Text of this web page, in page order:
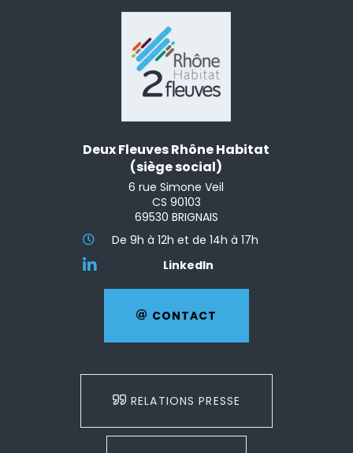
Deux Fleuves Rhône Habitat
(siège social)
6 rue Simone Veil
CS 90103
69530 BRIGNAIS
De 9h à 12h et de 14h à 17h
LinkedIn
CONTACT
RELATIONS PRESSE